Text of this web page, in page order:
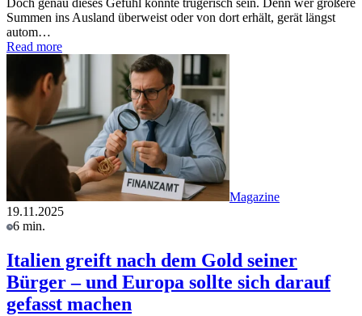
Doch genau dieses Gefühl könnte trügerisch sein. Denn wer größere
Summen ins Ausland überweist oder von dort erhält, gerät längst
autom…
Read more
Magazine
19.11.2025
6 min.
Italien greift nach dem Gold seiner
Bürger – und Europa sollte sich darauf
gefasst machen